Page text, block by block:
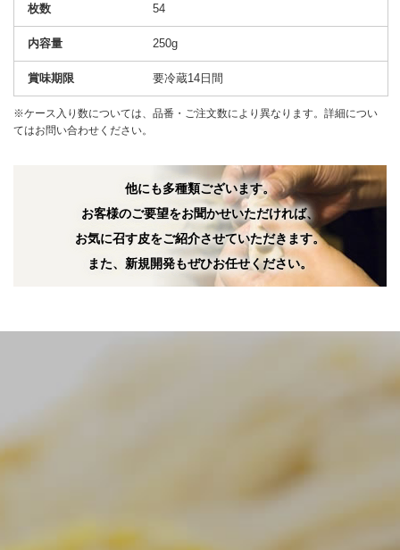
54
250g
要冷蔵14日間
※ケース入り数については、品番・ご注文数により異なります。詳細につい
てはお問い合わせください。
他にも多種類ございます。
お客様のご要望をお聞かせいただければ、
お気に召す皮をご紹介させていただきます。
また、新規開発もぜひお任せください。